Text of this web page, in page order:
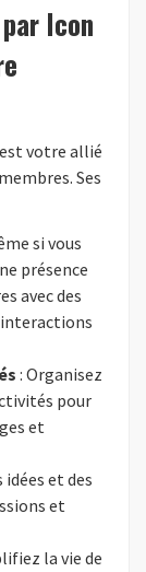
Icon
votre allié
Ses
si vous
présence
avec des
: Organisez
pour
et
idées et des
et
la vie de